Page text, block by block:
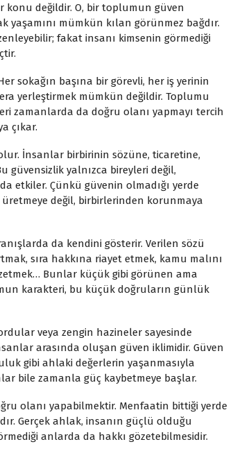
konu değildir. O, bir toplumun güven
mümkün kılan görünmez bağdır.
fakat insanı kimsenin görmediği
sokağın başına bir görevli, her iş yerinin
yerleştirmek mümkün değildir. Toplumu
zamanlarda da doğru olanı yapmayı tercih
çıkar.
İnsanlar birbirinin sözüne, ticaretine,
güvensizlik yalnızca bireyleri değil,
etkiler. Çünkü güvenin olmadığı yerde
değil, birbirlerinden korunmaya
da kendini gösterir. Verilen sözü
sıra hakkına riayet etmek, kamu malını
Bunlar küçük gibi görünen ama
karakteri, bu küçük doğruların günlük
veya zengin hazineler sayesinde
arasında oluşan güven iklimidir. Güven
gibi ahlaki değerlerin yaşanmasıyla
bile zamanla güç kaybetmeye başlar.
olanı yapabilmektir. Menfaatin bittiği yerde
Gerçek ahlak, insanın güçlü olduğu
anlarda da hakkı gözetebilmesidir.